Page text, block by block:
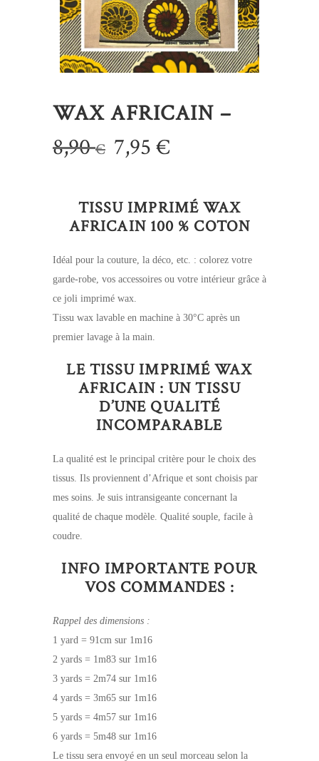
WAX AFRICAIN –
8,90€ Le
était :
8,90 €.
7,95€Le
actuel
est :
7,95 €.
TISSU IMPRIMÉ WAX
AFRICAIN 100 % COTON
Idéal pour la couture, la déco, etc. : colorez votre
garde-robe, vos accessoires ou votre intérieur grâce à
ce joli imprimé wax.
Tissu wax lavable en machine à 30°C après un
premier lavage à la main.
LE TISSU IMPRIMÉ WAX
AFRICAIN : UN TISSU
D’UNE QUALITÉ
INCOMPARABLE
La qualité est le principal critère pour le choix des
tissus. Ils proviennent d’Afrique et sont choisis par
mes soins. Je suis intransigeante concernant la
qualité de chaque modèle. Qualité souple, facile à
coudre.
INFO IMPORTANTE POUR
VOS COMMANDES :
Rappel des dimensions :
1 yard = 91cm sur 1m16
2 yards = 1m83 sur 1m16
3 yards = 2m74 sur 1m16
4 yards = 3m65 sur 1m16
5 yards = 4m57 sur 1m16
6 yards = 5m48 sur 1m16
Le tissu sera envoyé en un seul morceau selon la